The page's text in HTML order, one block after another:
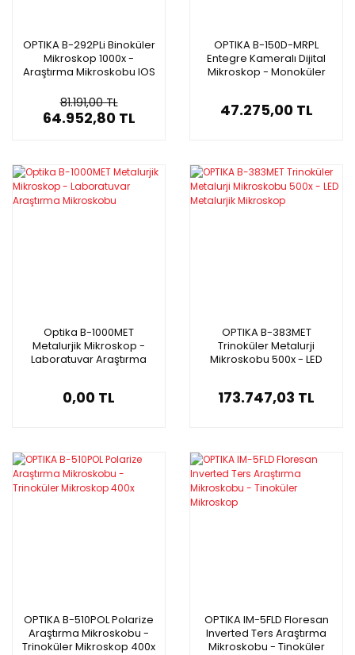
OPTIKA B-292PLi Binoküler
Mikroskop 1000x -
Araştırma Mikroskobu IOS
81.191,00 TL
64.952,80 TL
OPTIKA B-150D-MRPL
Entegre Kameralı Dijital
Mikroskop - Monoküler
47.275,00 TL
Optika B-1000MET
Metalurjik Mikroskop -
Laboratuvar Araştırma
0,00 TL
OPTIKA B-383MET
Trinoküler Metalurji
Mikroskobu 500x - LED
173.747,03 TL
OPTIKA B-510POL Polarize
Araştırma Mikroskobu -
Trinoküler Mikroskop 400x
OPTIKA IM-5FLD Floresan
Inverted Ters Araştırma
Mikroskobu - Tinoküler